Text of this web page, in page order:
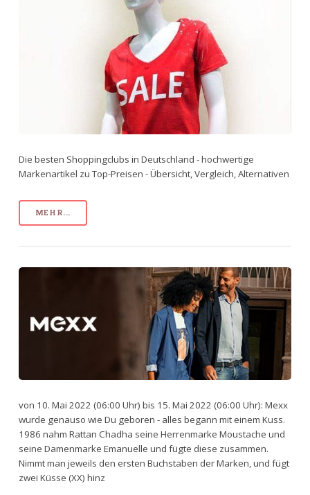
Die besten Shoppingclubs in Deutschland - hochwertige
Markenartikel zu Top-Preisen - Übersicht, Vergleich, Alternativen
MEHR...
von 10. Mai 2022 (06:00 Uhr) bis 15. Mai 2022 (06:00 Uhr): Mexx
wurde genauso wie Du geboren - alles begann mit einem Kuss.
1986 nahm Rattan Chadha seine Herrenmarke Moustache und
seine Damenmarke Emanuelle und fügte diese zusammen.
Nimmt man jeweils den ersten Buchstaben der Marken, und fügt
zwei Küsse (XX) hinz